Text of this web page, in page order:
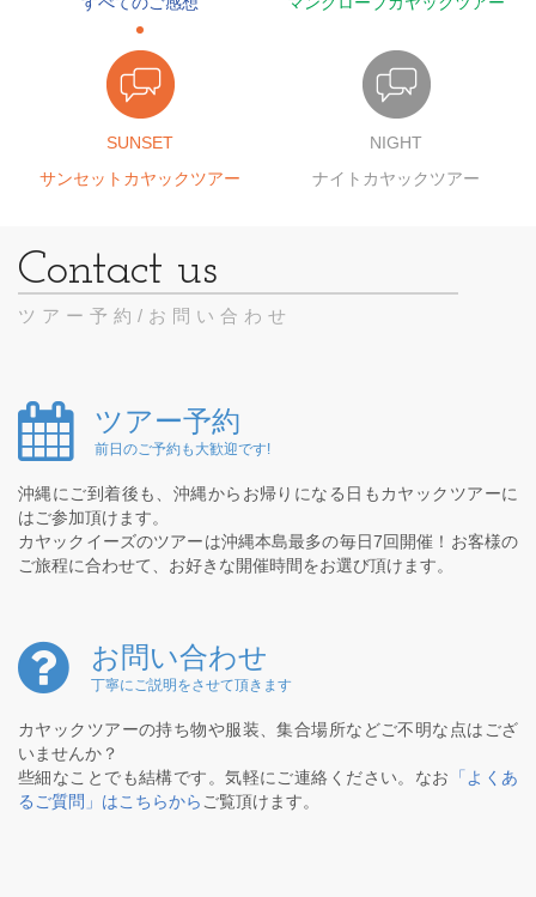
SUNSET
サンセットカヤックツアー
NIGHT
ナイトカヤックツアー
ツアー予約/お問い合わせ
ツアー予約
前日のご予約も大歓迎です!
沖縄にご到着後も、沖縄からお帰りになる日もカヤックツアーに
はご参加頂けます。
カヤックイーズのツアーは沖縄本島最多の毎日7回開催！お客様の
ご旅程に合わせて、お好きな開催時間をお選び頂けます。
お問い合わせ
丁寧にご説明をさせて頂きます
カヤックツアーの持ち物や服装、集合場所などご不明な点はござ
いませんか？
些細なことでも結構です。気軽にご連絡ください。なお
「よくあ
るご質問」はこちらから ご覧頂けます。